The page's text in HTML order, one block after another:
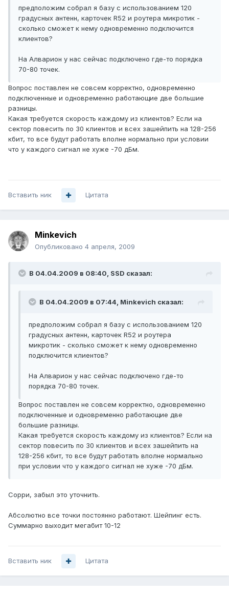
предположим собрал я базу с использованием 120
градусных антенн, карточек R52 и роутера микротик -
сколько сможет к нему одновременно подключится
клиентов?
На Алварион у нас сейчас подключено где-то порядка
70-80 точек.
Вопрос поставлен не совсем корректно, одновременно
подключенные и одновременно работающие две большие
разницы.
Какая требуется скорость каждому из клиентов? Если на
сектор повесить по 30 клиентов и всех зашейпить на 128-256
кбит, то все будут работать вполне нормально при условии
что у каждого сигнал не хуже -70 дБм.
Вставить ник Цитата
Minkevich
Опубликовано 4 апреля, 2009
В 04.04.2009 в 08:40, SSD сказал:
В 04.04.2009 в 07:44, Minkevich сказал:
предположим собрал я базу с использованием 120
градусных антенн, карточек R52 и роутера
микротик - сколько сможет к нему одновременно
подключится клиентов?
На Алварион у нас сейчас подключено где-то
порядка 70-80 точек.
Вопрос поставлен не совсем корректно, одновременно
подключенные и одновременно работающие две
большие разницы.
Какая требуется скорость каждому из клиентов? Если на
сектор повесить по 30 клиентов и всех зашейпить на
128-256 кбит, то все будут работать вполне нормально
при условии что у каждого сигнал не хуже -70 дБм.
Сорри, забыл это уточнить.
Абсолютно все точки постоянно работают. Шейпинг есть.
Суммарно выходит мегабит 10-12
Вставить ник Цитата